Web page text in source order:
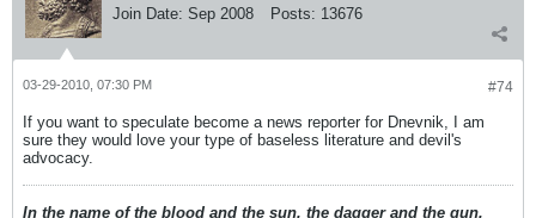
Join Date: Sep 2008 Posts: 13676
#74
03-29-2010, 07:30 PM
If you want to speculate become a news reporter for Dnevnik, I am
sure they would love your type of baseless literature and devil's
advocacy.
In the name of the blood and the sun, the dagger and the gun,